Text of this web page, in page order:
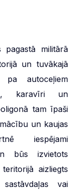
pagastā militārā
un tuvākajā
autoceļiem
karavīri un
tam īpaši
un kaujas
iespējami
būs izvietots
aizliegts
vai